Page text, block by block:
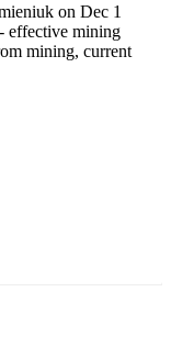
on Dec 1
effective mining
mining, current